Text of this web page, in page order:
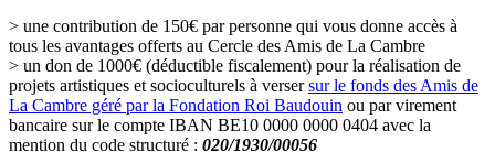
> une contribution de 150€ par personne qui vous donne accès à
tous les avantages offerts au Cercle des Amis de La Cambre
> un don de 1000€ (déductible fiscalement) pour la réalisation de
projets artistiques et socioculturels à versersur le fonds des Amis de
La Cambre géré par la Fondation Roi Baudouin ou par virement
bancaire sur le compte IBAN BE10 0000 0000 0404 avec la
mention du code structuré : 020/1930/00056